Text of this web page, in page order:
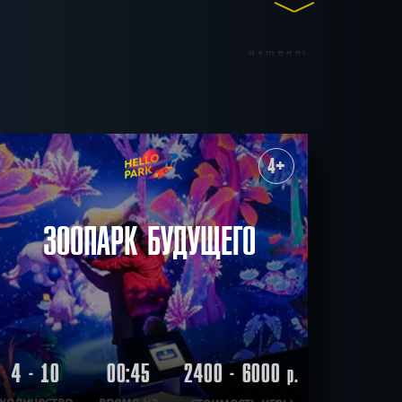
НАШЛОСЬ
Антуражные
Мистика
Детективные
С аниматором
СБРОСИТЬ ФИЛЬТР ВСЕ КВЕСТЫ
4+
ЗООПАРК БУДУЩЕГО
4 - 10 00:45 2400 - 6000р.